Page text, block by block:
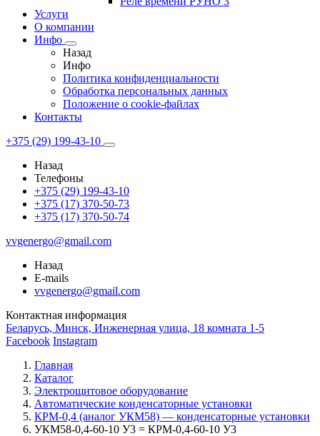
Услуги
О компании
Инфо
Назад
Инфо
Политика конфиденциальности
Обработка персональных данных
Положение о cookie-файлах
Контакты
+375 (29) 199-43-10
Назад
Телефоны
+375 (29) 199-43-10
+375 (17) 370-50-73
+375 (17) 370-50-74
vvgenergo@gmail.com
Назад
E-mails
vvgenergo@gmail.com
Контактная информация
Беларусь, Минск, Инженерная улица, 18 комната 1-5
Facebook Instagram
Главная
Каталог
Электрощитовое оборудование
Автоматические конденсаторные установки
КРМ-0,4 (аналог УКМ58) — конденсаторные установки
УКМ58-0,4-60-10 У3 = КРМ-0,4-60-10 У3